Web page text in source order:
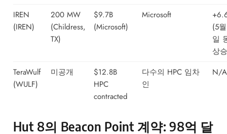
IREN
(IREN)
200 MW
(Childress,
TX)
$9.7B
(Microsoft)
Microsoft
(5
일
상
TeraWulf
(WULF)
미공개
$12.8B
HPC
contracted
다수의 HPC 임차
인
N/A
Hut 8의 Beacon Point 계약: 98억 달